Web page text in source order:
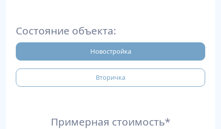
Состояние объекта:
Новостройка
Вторичка
Примерная стоимость*